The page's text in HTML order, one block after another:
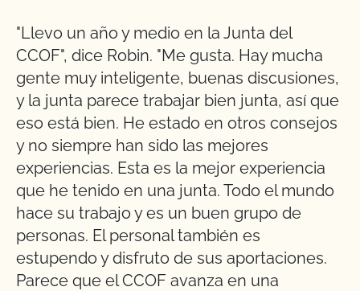
"Llevo un año y medio en la Junta del
CCOF", dice Robin. "Me gusta. Hay mucha
gente muy inteligente, buenas discusiones,
y la junta parece trabajar bien junta, así que
eso está bien. He estado en otros consejos
y no siempre han sido las mejores
experiencias. Esta es la mejor experiencia
que he tenido en una junta. Todo el mundo
hace su trabajo y es un buen grupo de
personas. El personal también es
estupendo y disfruto de sus aportaciones.
Parece que el CCOF avanza en una